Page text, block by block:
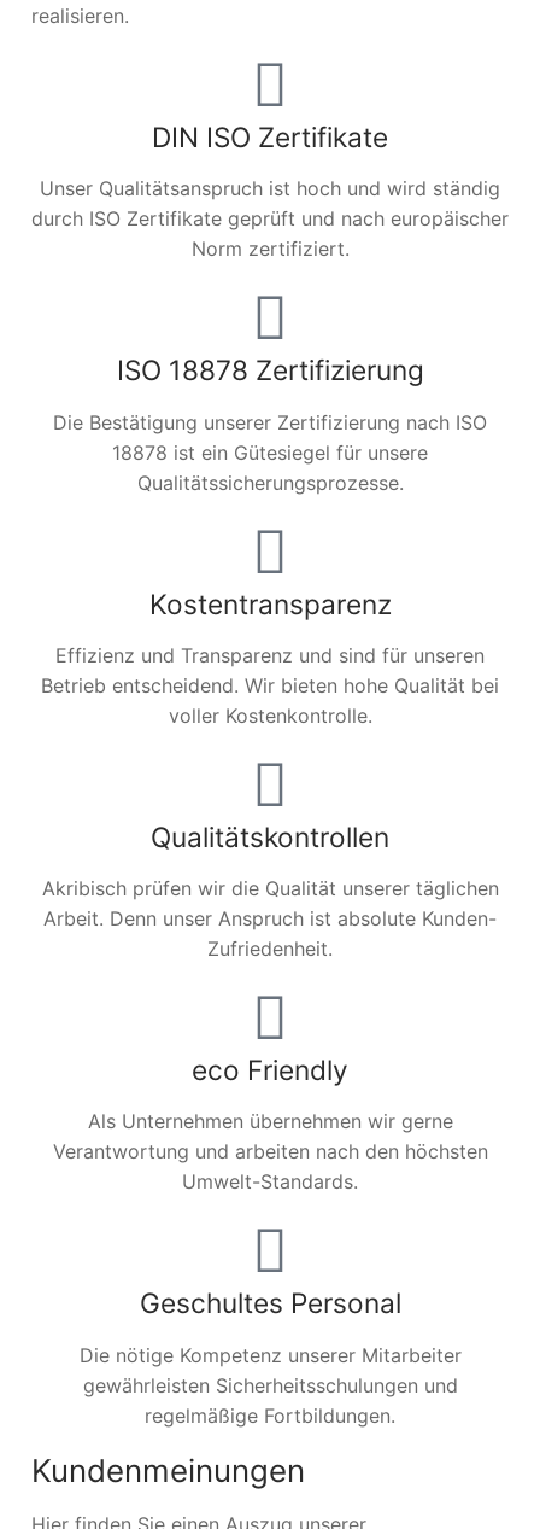
realisieren.
DIN ISO Zertifikate
Unser Qualitätsanspruch ist hoch und wird ständig
durch ISO Zertifikate geprüft und nach europäischer
Norm zertifiziert.
ISO 18878 Zertifizierung
Die Bestätigung unserer Zertifizierung nach ISO
18878 ist ein Gütesiegel für unsere
Qualitätssicherungsprozesse.
Kostentransparenz
Effizienz und Transparenz und sind für unseren
Betrieb entscheidend. Wir bieten hohe Qualität bei
voller Kostenkontrolle.
Qualitätskontrollen
Akribisch prüfen wir die Qualität unserer täglichen
Arbeit. Denn unser Anspruch ist absolute Kunden-
Zufriedenheit.
eco Friendly
Als Unternehmen übernehmen wir gerne
Verantwortung und arbeiten nach den höchsten
Umwelt-Standards.
Geschultes Personal
Die nötige Kompetenz unserer Mitarbeiter
gewährleisten Sicherheitsschulungen und
regelmäßige Fortbildungen.
Kundenmeinungen
Hier finden Sie einen Auszug unserer